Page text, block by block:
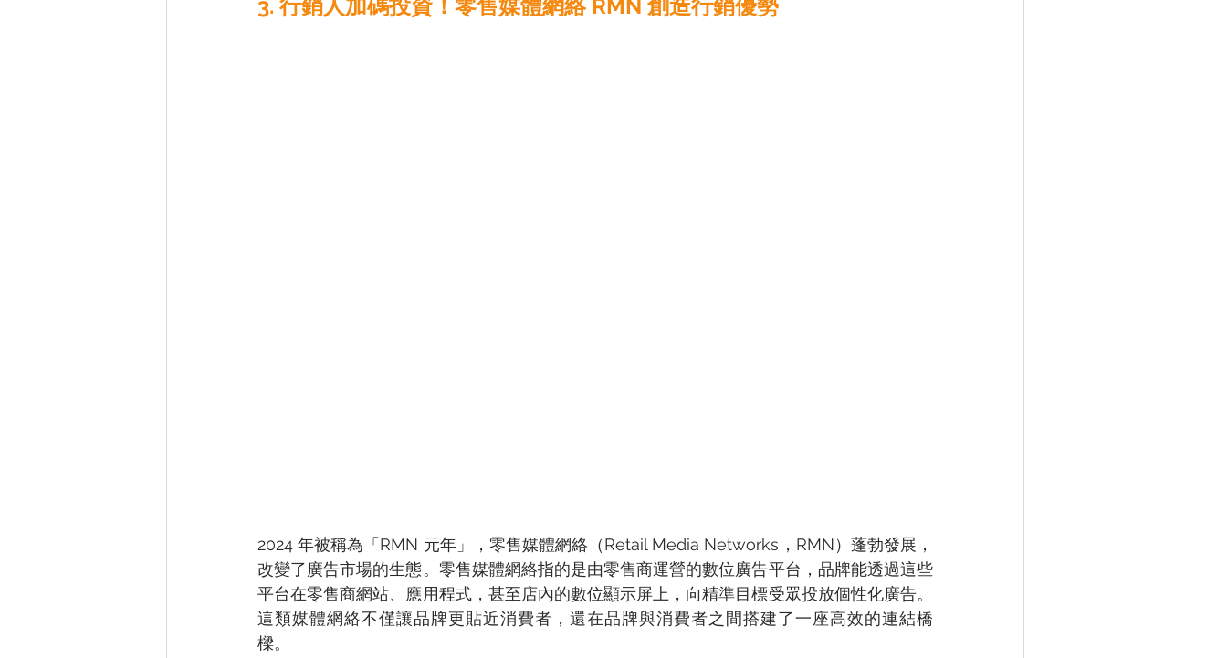
3. 行銷人加碼投資！零售媒體網絡 RMN 創造行銷優勢
2024 年被稱為「RMN 元年」，零售媒體網絡（Retail Media Networks，RMN）蓬勃發展，
改變了廣告市場的生態。零售媒體網絡指的是由零售商運營的數位廣告平台，品牌能透過這些
平台在零售商網站、應用程式，甚至店內的數位顯示屏上，向精準目標受眾投放個性化廣告。
這類媒體網絡不僅讓品牌更貼近消費者，還在品牌與消費者之間搭建了一座高效的連結橋
樑。